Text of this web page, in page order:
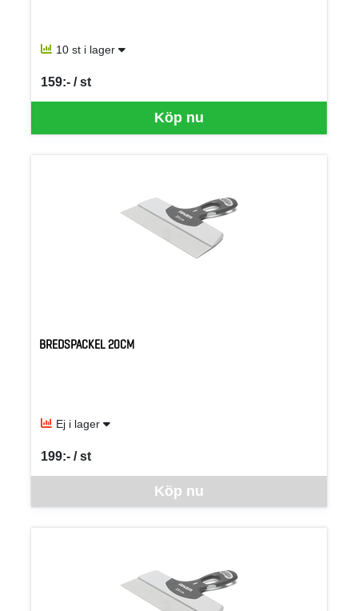
10 st i lager
Köp nu
159:- / st
SEK per ST
BREDSPACKEL 20CM
Ej i lager
Köp nu
199:- / st
SEK per ST